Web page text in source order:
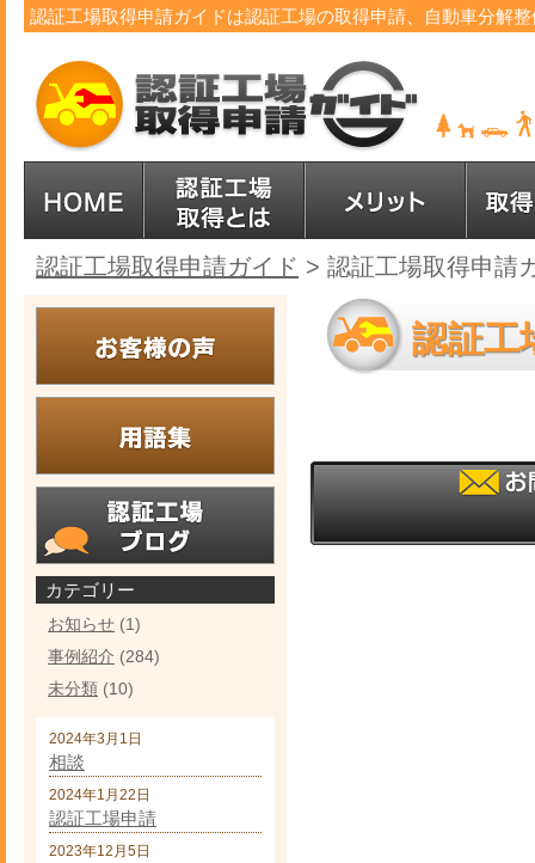
認証工場取得申請ガイドは認証工場の取得申請、自動車分解
認証工場取得申請ガイド > 認証工場取得申請
認証工
カテゴリー
お知らせ (1)
事例紹介 (284)
未分類 (10)
2024年3月1日
相談
2024年1月22日
認証工場申請
2023年12月5日